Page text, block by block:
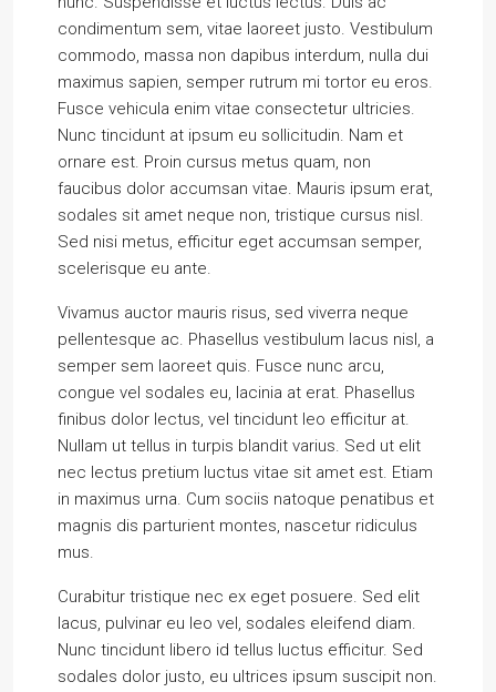
condimentum sem, vitae laoreet justo. Vestibulum
commodo, massa non dapibus interdum, nulla dui
maximus sapien, semper rutrum mi tortor eu eros.
Fusce vehicula enim vitae consectetur ultricies.
Nunc tincidunt at ipsum eu sollicitudin. Nam et
ornare est. Proin cursus metus quam, non
faucibus dolor accumsan vitae. Mauris ipsum erat,
sodales sit amet neque non, tristique cursus nisl.
Sed nisi metus, efficitur eget accumsan semper,
scelerisque eu ante.
Vivamus auctor mauris risus, sed viverra neque
pellentesque ac. Phasellus vestibulum lacus nisl, a
semper sem laoreet quis. Fusce nunc arcu,
congue vel sodales eu, lacinia at erat. Phasellus
finibus dolor lectus, vel tincidunt leo efficitur at.
Nullam ut tellus in turpis blandit varius. Sed ut elit
nec lectus pretium luctus vitae sit amet est. Etiam
in maximus urna. Cum sociis natoque penatibus et
magnis dis parturient montes, nascetur ridiculus
mus.
Curabitur tristique nec ex eget posuere. Sed elit
lacus, pulvinar eu leo vel, sodales eleifend diam.
Nunc tincidunt libero id tellus luctus efficitur. Sed
sodales dolor justo, eu ultrices ipsum suscipit non.